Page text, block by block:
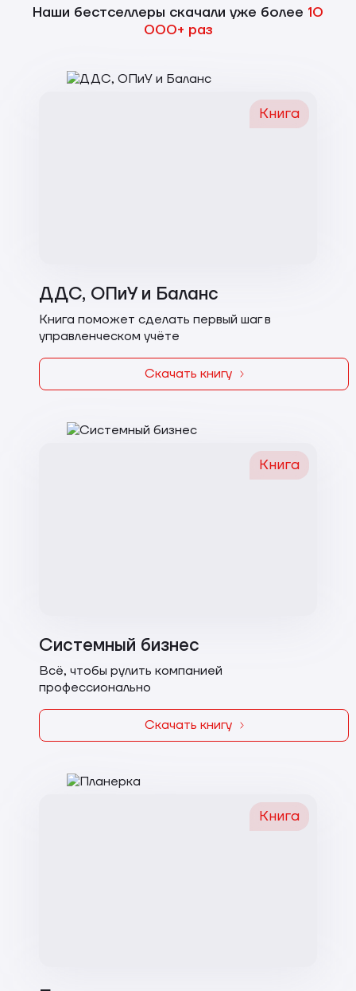
Наши бестселлеры скачали уже более 10
000+ раз
Книга
ДДС, ОПиУ и Баланс
Книга поможет сделать первый шаг в
управленческом учёте
Скачать книгу
Книга
Системный бизнес
Всё, чтобы рулить компанией
профессионально
Скачать книгу
Книга